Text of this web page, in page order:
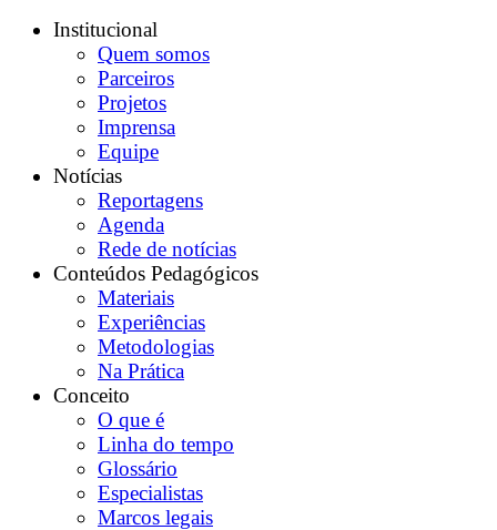
Institucional
Quem somos
Parceiros
Projetos
Imprensa
Equipe
Notícias
Reportagens
Agenda
Rede de notícias
Conteúdos Pedagógicos
Materiais
Experiências
Metodologias
Na Prática
Conceito
O que é
Linha do tempo
Glossário
Especialistas
Marcos legais